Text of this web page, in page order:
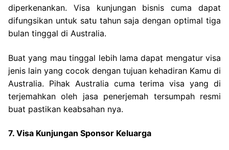
diperkenankan. Visa kunjungan bisnis cuma dapat
difungsikan untuk satu tahun saja dengan optimal tiga
bulan tinggal di Australia.
Buat yang mau tinggal lebih lama dapat mengatur visa
jenis lain yang cocok dengan tujuan kehadiran Kamu di
Australia. Pihak Australia cuma terima visa yang di
terjemahkan oleh jasa penerjemah tersumpah resmi
buat pastikan keabsahan nya.
7. Visa Kunjungan Sponsor Keluarga